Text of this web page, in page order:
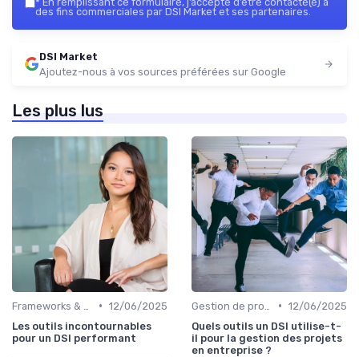
des fins commerciales par DSI Market et ses partenaires.
DSI Market
Ajoutez-nous à vos sources préférées sur Google
Les plus lus
• 12/06/2025
Les outils incontournables
pour un DSI performant
• 12/06/2025
Quels outils un DSI utilise-t-
il pour la gestion des projets
en entreprise ?